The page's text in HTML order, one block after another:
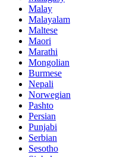
Malay
Malayalam
Maltese
Maori
Marathi
Mongolian
Burmese
Nepali
Norwegian
Pashto
Persian
Punjabi
Serbian
Sesotho